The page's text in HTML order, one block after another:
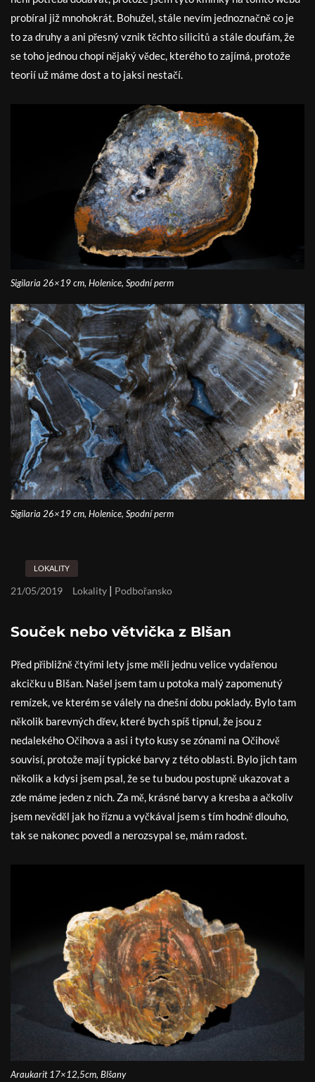
probíral již mnohokrát. Bohužel, stále nevím jednoznačně co je
to za druhy a ani přesný vznik těchto silicitů a stále doufám, že
se toho jednou chopí nějaký vědec, kterého to zajímá, protože
teorií už máme dost a to jaksi nestačí.
Sigilaria 26×19 cm, Holenice, Spodní perm
Sigilaria 26×19 cm, Holenice, Spodní perm
LOKALITY
21/05/2019 Lokality | Podbořansko
Souček nebo větvička z Blšan
Před přibližně čtyřmi lety jsme měli jednu velice vydařenou
akcičku u Blšan. Našel jsem tam u potoka malý zapomenutý
remízek, ve kterém se válely na dnešní dobu poklady. Bylo tam
několik barevných dřev, které bych spíš tipnul, že jsou z
nedalekého Očihova a asi i tyto kusy se zónami na Očihově
souvisí, protože mají typické barvy z této oblasti. Bylo jich tam
několik a kdysi jsem psal, že se tu budou postupně ukazovat a
zde máme jeden z nich. Za mě, krásné barvy a kresba a ačkoliv
jsem nevěděl jak ho říznu a vyčkával jsem s tím hodně dlouho,
tak se nakonec povedl a nerozsypal se, mám radost.
Araukarit 17×12,5cm, Blšany